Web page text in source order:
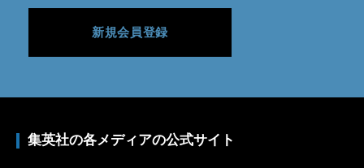
新規会員登録
集英社の各メディアの公式サイト